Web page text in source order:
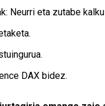
Neurri eta zutabe
DAX bidez.